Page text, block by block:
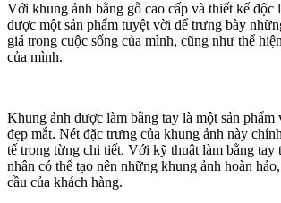
Với khung ảnh bằng gỗ cao cấp và thiết kế độc
được một sản phẩm tuyệt vời để trưng bày
giá trong cuộc sống của mình, cũng như thể
của mình.
Khung ảnh được làm bằng tay là một sản phẩm
đẹp mắt. Nét đặc trưng của khung ảnh này
tế trong từng chi tiết. Với kỹ thuật làm bằng tay
nhân có thể tạo nên những khung ảnh hoàn
cầu của khách hàng.